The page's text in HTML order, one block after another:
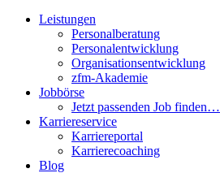
Leistungen
Personalberatung
Personalentwicklung
Organisationsentwicklung
zfm-Akademie
Jobbörse
Jetzt passenden Job finden…
Karriereservice
Karriereportal
Karrierecoaching
Blog